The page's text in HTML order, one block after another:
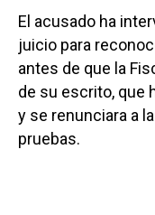
El acusado ha
juicio para
antes de que la
de su escrito, que
y se renunciara a
pruebas.